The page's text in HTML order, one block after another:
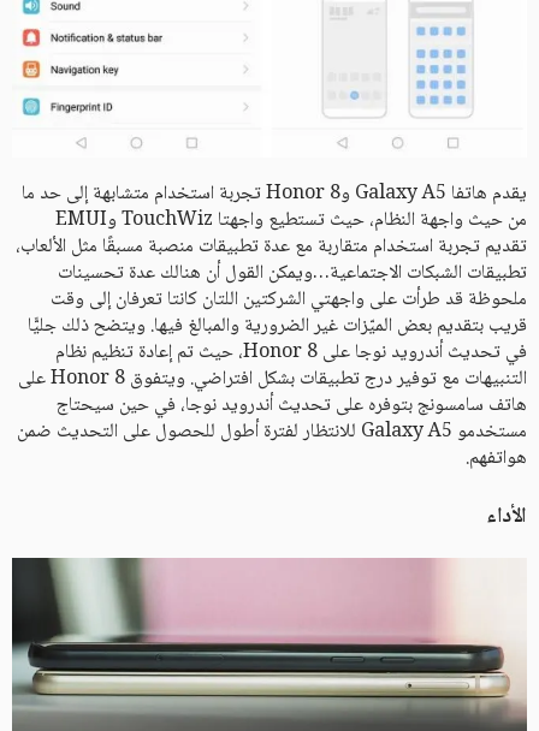
يقدم هاتفا Galaxy A5 وHonor 8 تجربة استخدام متشابهة إلى حد ما
من حيث واجهة النظام، حيث تستطيع واجهتا TouchWiz وEMUI
تقديم تجربة استخدام متقاربة مع عدة تطبيقات منصبة مسبقًا مثل الألعاب،
تطبيقات الشبكات الاجتماعية…ويمكن القول أن هنالك عدة تحسينات
ملحوظة قد طرأت على واجهتي الشركتين اللتان كانتا تعرفان إلى وقت
قريب بتقديم بعض الميّزات غير الضرورية والمبالغ فيها. ويتضح ذلك جليًّا
في تحديث أندرويد نوجا على Honor 8، حيث تم إعادة تنظيم نظام
التنبيهات مع توفير درج تطبيقات بشكل افتراضي. ويتفوق Honor 8 على
هاتف سامسونج بتوفره على تحديث أندرويد نوجا، في حين سيحتاج
مستخدمو Galaxy A5 للانتظار لفترة أطول للحصول على التحديث ضمن
هواتفهم.
الأداء